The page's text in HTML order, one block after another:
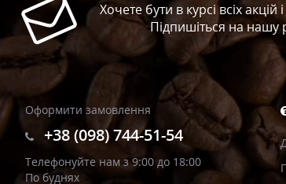
Хочете бути в курсі всіх акцій
Підпишіться на нашу
Оформити замовлення
+38 (098) 744-51-54
Телефонуйте нам з 9:00 до 18:00
По буднях